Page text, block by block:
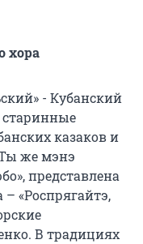
хора
- Кубанский
старинные
казаков и
же мэнэ
представлена
«Роспрягайтэ,
В традициях